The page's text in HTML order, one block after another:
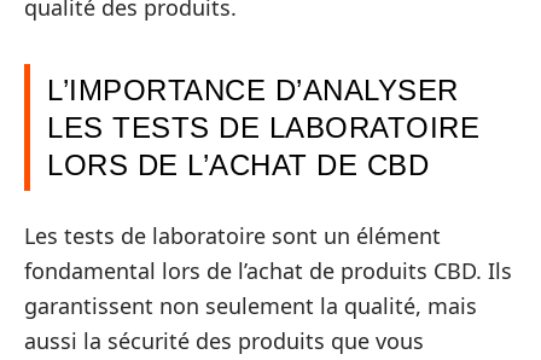
qualité des produits.
L’IMPORTANCE D’ANALYSER
LES TESTS DE LABORATOIRE
LORS DE L’ACHAT DE CBD
Les tests de laboratoire sont un élément
fondamental lors de l’achat de produits CBD. Ils
garantissent non seulement la qualité, mais
aussi la sécurité des produits que vous